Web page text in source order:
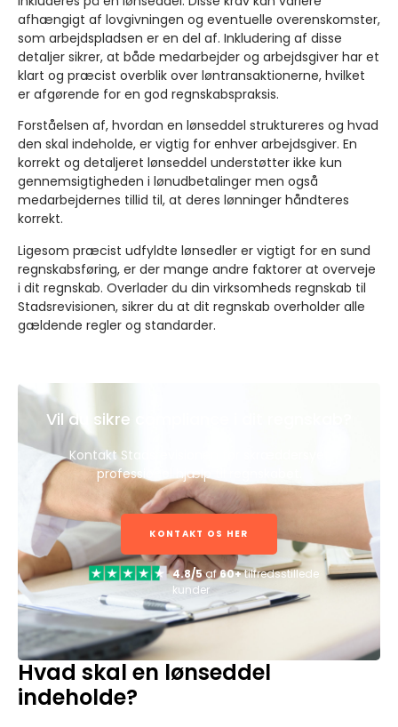
afhængigt af lovgivningen og eventuelle overenskomster,
som arbejdspladsen er en del af. Inkludering af disse
detaljer sikrer, at både medarbejder og arbejdsgiver har et
klart og præcist overblik over løntransaktionerne, hvilket
er afgørende for en god regnskabspraksis.
Forståelsen af, hvordan en lønseddel struktureres og hvad
den skal indeholde, er vigtig for enhver arbejdsgiver. En
korrekt og detaljeret lønseddel understøtter ikke kun
gennemsigtigheden i lønudbetalinger men også
medarbejdernes tillid til, at deres lønninger håndteres
korrekt.
Ligesom præcist udfyldte lønsedler er vigtigt for en sund
regnskabsføring, er der mange andre faktorer at overveje
i dit regnskab. Overlader du din virksomheds regnskab til
Stadsrevisionen, sikrer du at dit regnskab overholder alle
gældende regler og standarder.
Vil du sikre compliance i dit regnskab?
Kontakt Stadsrevisionen for skræddersyet
professionel hjælp til regnskabet.
KONTAKT OS HER
4.8/5af60+tilfredsstillede
kunder
Hvad skal en lønseddel
indeholde?